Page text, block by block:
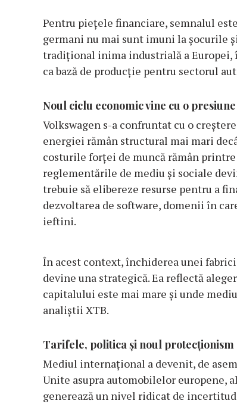
Pentru piețele financiare, semnalul
germani nu mai sunt imuni la șocurile
tradițional inima industrială a Europei,
ca bază de producție pentru sectorul
Noul ciclu economic vine cu o
Volkswagen s-a confruntat cu o
energiei rămân structural mai mari
costurile forței de muncă rămân
reglementările de mediu și sociale
trebuie să elibereze resurse pentru a
dezvoltarea de software, domenii în
ieftini.
În acest context, închiderea unei
devine una strategică. Ea reflectă
capitalului este mai mare și unde
analiștii XTB.
Tarifele, politica și noul
Mediul internațional a devenit, de
Unite asupra automobilelor europene,
generează un nivel ridicat de